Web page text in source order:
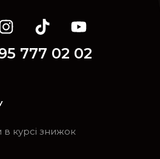
777 02 02
в курсі знижок